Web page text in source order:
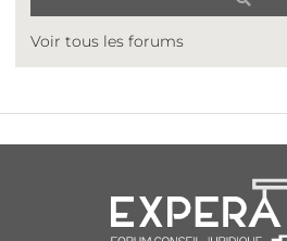
Voir tous les forums